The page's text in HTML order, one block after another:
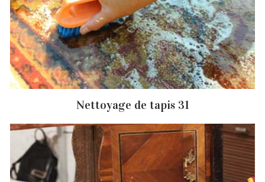
Nettoyage de tapis 31